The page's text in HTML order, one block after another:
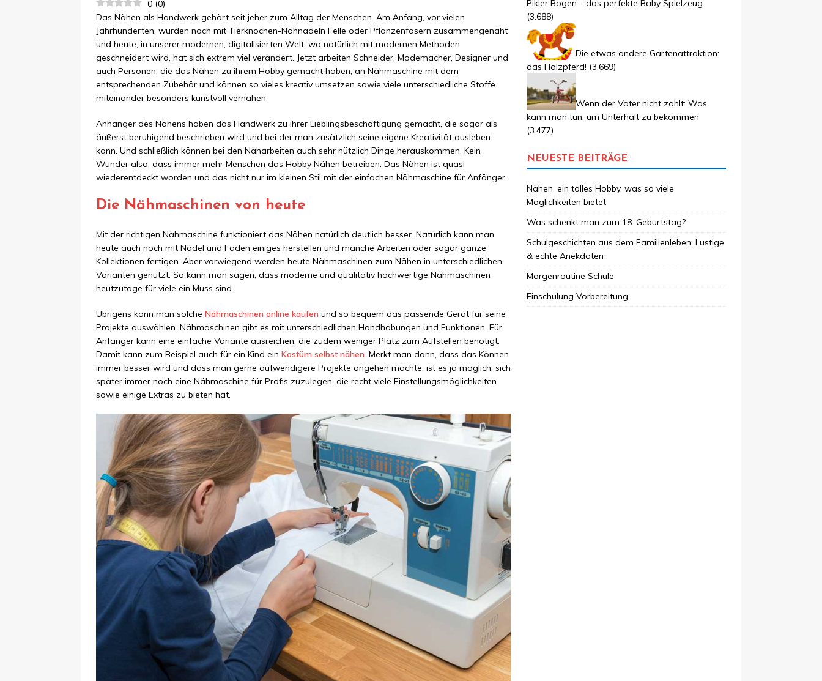
0 (0)
Das Nähen als Handwerk gehört seit jeher zum Alltag der Menschen. Am Anfang, vor vielen
Jahrhunderten, wurden noch mit Tierknochen-Nähnadeln Felle oder Pflanzenfasern zusammengenäht
und heute, in unserer modernen, digitalisierten Welt, wo natürlich mit modernen Methoden
geschneidert wird, hat sich extrem viel verändert. Jetzt arbeiten Schneider, Modemacher, Designer und
auch Personen, die das Nähen zu ihrem Hobby gemacht haben, an Nähmaschine mit dem
entsprechenden Zubehör und können so vieles kreativ umsetzen sowie viele unterschiedliche Stoffe
miteinander besonders kunstvoll vernähen.
Anhänger des Nähens haben das Handwerk zu ihrer Lieblingsbeschäftigung gemacht, die sogar als
äußerst beruhigend beschrieben wird und bei der man zusätzlich seine eigene Kreativität ausleben
kann. Und schließlich können bei den Näharbeiten auch sehr nützlich Dinge herauskommen. Kein
Wunder also, dass immer mehr Menschen das Hobby Nähen betreiben. Das Nähen ist quasi
wiederentdeckt worden und das nicht nur im kleinen Stil mit der einfachen Nähmaschine für Anfänger.
Die Nähmaschinen von heute
Mit der richtigen Nähmaschine funktioniert das Nähen natürlich deutlich besser. Natürlich kann man
heute auch noch mit Nadel und Faden einiges herstellen und manche Arbeiten oder sogar ganze
Kollektionen fertigen. Aber vorwiegend werden heute Nähmaschinen zum Nähen in unterschiedlichen
Varianten genutzt. So kann man sagen, dass moderne und qualitativ hochwertige Nähmaschinen
heutzutage für viele ein Muss sind.
Übrigens kann man solche Nähmaschinen online kaufen und so bequem das passende Gerät für seine
Projekte auswählen. Nähmaschinen gibt es mit unterschiedlichen Handhabungen und Funktionen. Für
Anfänger kann eine einfache Variante ausreichen, die zudem weniger Platz zum Aufstellen benötigt.
Damit kann zum Beispiel auch für ein Kind ein Kostüm selbst nähen. Merkt man dann, dass das Können
immer besser wird und dass man gerne aufwendigere Projekte angehen möchte, ist es ja möglich, sich
später immer noch eine Nähmaschine für Profis zuzulegen, die recht viele Einstellungsmöglichkeiten
sowie einige Extras zu bieten hat.
Pikler Bogen – das perfekte Baby Spielzeug
(3.688)
Die etwas andere Gartenattraktion:
das Holzpferd! (3.669)
Wenn der Vater nicht zahlt: Was
kann man tun, um Unterhalt zu bekommen
(3.477)
NEUESTE BEITRÄGE
Nähen, ein tolles Hobby, was so viele
Möglichkeiten bietet
Was schenkt man zum 18. Geburtstag?
Schulgeschichten aus dem Familienleben: Lustige
& echte Anekdoten
Morgenroutine Schule
Einschulung Vorbereitung